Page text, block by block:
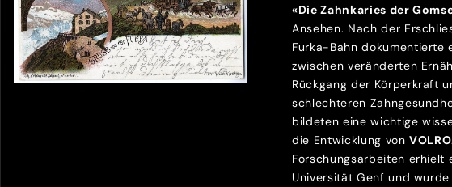
«Die Zahnkaries der
Ansehen. Nach der
Furka-Bahn dokumentierte
zwischen veränderten
Rückgang der Körperkraft
schlechteren
bildeten eine wichtige
die Entwicklung vonVOLRO
Forschungsarbeiten erhielt
Universität Genf und